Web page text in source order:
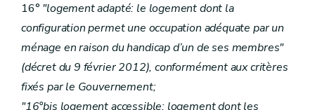
Art.84/1
Section 3 (Des conditions d'octroi des aides et de la mise en gestion
Art. 85
Art.85bis
Section4
De l'infraction administrative de maintien d'un bien en état d'inoccupation
Art.85ter
Art.85quater
16° "logement adapté: le logement dont la
configuration permet une occupation adéquate par un
ménage en raison du handicap d’un de ses membres"
(décret du 9 février 2012), conformément aux critères
fixés par le Gouvernement;
"16°bis logement accessible: logement dont les